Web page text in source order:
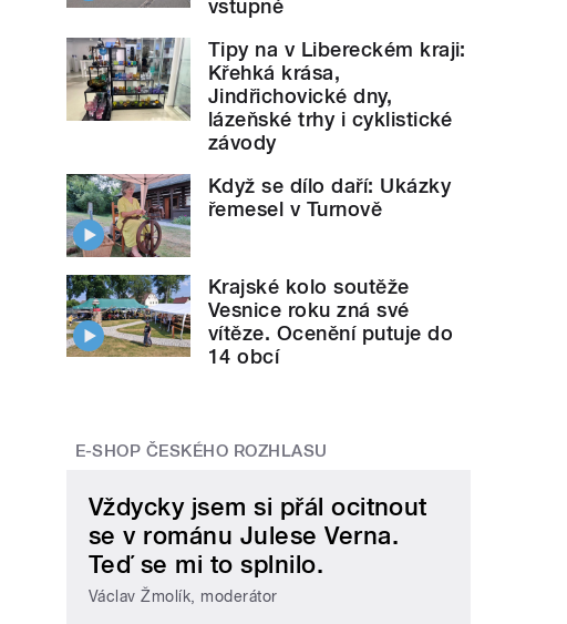
vstupné
Tipy na v Libereckém kraji:
Křehká krása,
Jindřichovické dny,
lázeňské trhy i cyklistické
závody
Když se dílo daří: Ukázky
řemesel v Turnově
Krajské kolo soutěže
Vesnice roku zná své
vítěze. Ocenění putuje do
14 obcí
E-SHOP ČESKÉHO ROZHLASU
Vždycky jsem si přál ocitnout
se v románu Julese Verna.
Teď se mi to splnilo.
Václav Žmolík, moderátor